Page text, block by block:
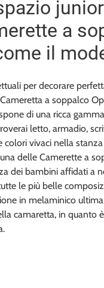
a
il
per decorare
a soppalco
di una ricca
letto, armadio,
colori vivaci nella
delle Camerette a
dei bambini affidati a
le più belle
in melaminico
camaretta, in quanto